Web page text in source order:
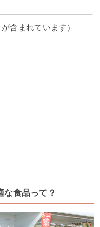
含まれています）
な食品って？